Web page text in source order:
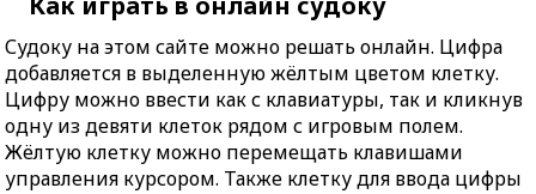
Судоку на этом сайте можно решать онлайн. Цифра
добавляется в выделенную жёлтым цветом клетку.
Цифру можно ввести как с клавиатуры, так и кликнув
одну из девяти клеток рядом с игровым полем.
Жёлтую клетку можно перемещать клавишами
управления курсором. Также клетку для ввода цифры